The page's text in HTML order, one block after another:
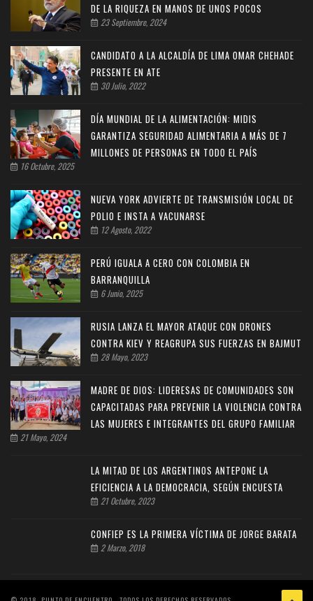
DE LA RIQUEZA EN MANOS DE UNOS POCOS
23 Septiembre, 2024
CANDIDATO A LA ALCALDÍA DE LIMA OMAR CHEHADE
PRESENTE EN ATE
30 Julio, 2022
DÍA MUNDIAL DE LA ALIMENTACIÓN: MIDIS
GARANTIZA SEGURIDAD ALIMENTARIA A MÁS DE 7
MILLONES DE PERSONAS EN TODO EL PAÍS
16 Octubre, 2025
NUEVA YORK ADVIERTE DE TRANSMISIÓN LOCAL DE
POLIO E INSTA A VACUNARSE
12 Agosto, 2022
PERÚ IGUALA A CERO CON COLOMBIA EN
BARRANQUILLA
6 Junio, 2025
RUSIA LANZA EL MAYOR ATAQUE CON DRONES
CONTRA KIEV Y REAGRUPA SUS FUERZAS EN BAJMUT
28 Mayo, 2023
MADRE DE DIOS: LIDERESAS DE COMUNIDADES SON
CAPACITADAS PARA PREVENIR LA VIOLENCIA CONTRA
LAS MUJERES E INTEGRANTES DEL GRUPO FAMILIAR
21 Mayo, 2024
LA MITAD DE LOS ARGENTINOS ANTEPONE LA
EFICIENCIA A LA DEMOCRACIA, SEGÚN ENCUESTA
21 Octubre, 2023
CONFIEP ES LA PRIMERA VÍCTIMA DE JORGE BARATA
2 Marzo, 2018